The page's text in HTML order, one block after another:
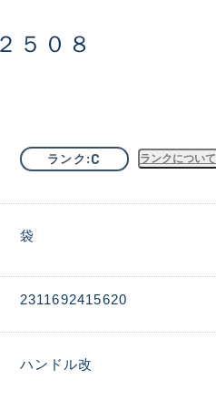
５０８
ランク C ランクについて
袋
2311692415620
ハンドル改